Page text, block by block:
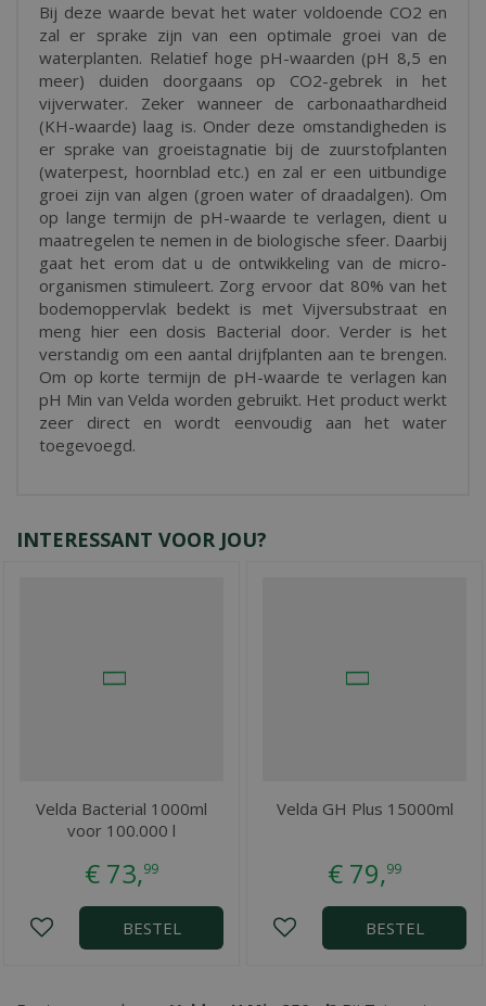
Bij deze waarde bevat het water voldoende CO2 en
zal er sprake zijn van een optimale groei van de
waterplanten. Relatief hoge pH-waarden (pH 8,5 en
meer) duiden doorgaans op CO2-gebrek in het
vijverwater. Zeker wanneer de carbonaathardheid
(KH-waarde) laag is. Onder deze omstandigheden is
er sprake van groeistagnatie bij de zuurstofplanten
(waterpest, hoornblad etc.) en zal er een uitbundige
groei zijn van algen (groen water of draadalgen). Om
op lange termijn de pH-waarde te verlagen, dient u
maatregelen te nemen in de biologische sfeer. Daarbij
gaat het erom dat u de ontwikkeling van de micro-
organismen stimuleert. Zorg ervoor dat 80% van het
bodemoppervlak bedekt is met Vijversubstraat en
meng hier een dosis Bacterial door. Verder is het
verstandig om een aantal drijfplanten aan te brengen.
Om op korte termijn de pH-waarde te verlagen kan
pH Min van Velda worden gebruikt. Het product werkt
zeer direct en wordt eenvoudig aan het water
toegevoegd.
INTERESSANT VOOR JOU?
Velda Bacterial 1000ml
voor 100.000 l
€ 73,99
BESTEL
Velda GH Plus 15000ml
€ 79,99
BESTEL